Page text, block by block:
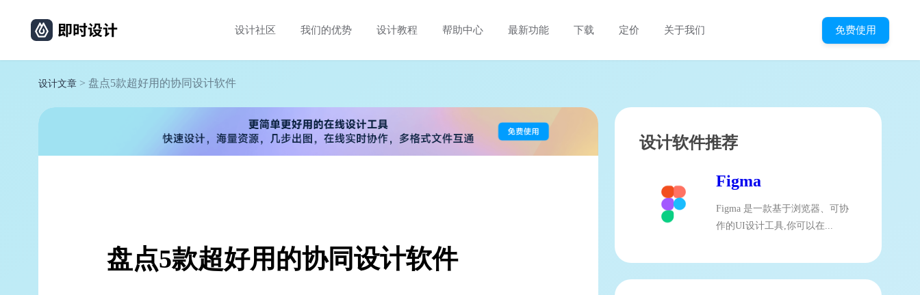
设计社区 我们的优势 设计教程 帮助中心 最新功能 下载 定价 关于我们 免费使用
设计文章 > 盘点5款超好用的协同设计软件
盘点5款超好用的协同设计软件
设计软件推荐
Figma
Figma 是一款基于浏览器、可协
作的UI设计工具,你可以在...